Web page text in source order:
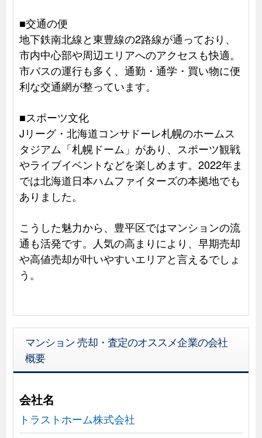
■交通の便
地下鉄南北線と東豊線の2路線が通っており、
市内中心部や周辺エリアへのアクセスも快適。
市バスの運行も多く、通勤・通学・買い物に便
利な交通網が整っています。
■スポーツ文化
Jリーグ・北海道コンサドーレ札幌のホームス
タジアム「札幌ドーム」があり、スポーツ観戦
やライブイベントなどを楽しめます。2022年ま
では北海道日本ハムファイターズの本拠地でも
ありました。
こうした魅力から、豊平区ではマンションの流
通も活発です。人気の高まりにより、早期売却
や高値売却が叶いやすいエリアと言えるでしょ
う。
マンション 売却・査定のオススメ企業の会社
概要
会社名
トラストホーム株式会社